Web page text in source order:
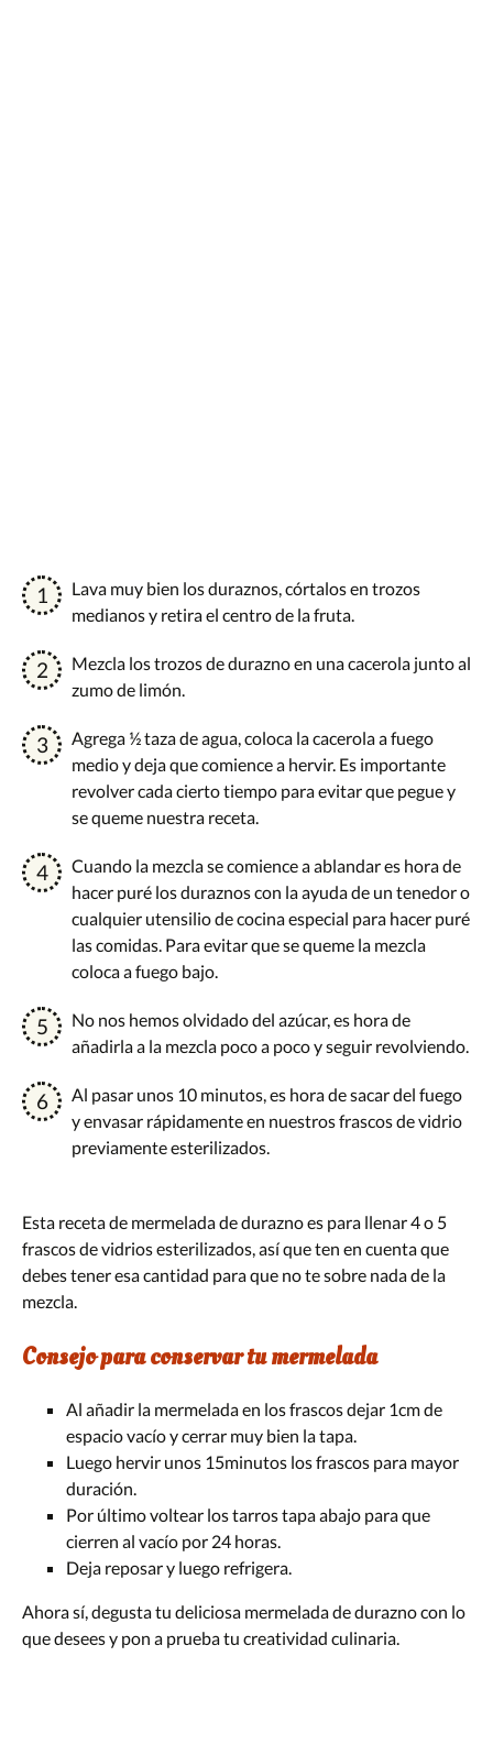
Lava muy bien los duraznos, córtalos en trozos
medianos y retira el centro de la fruta.
Mezcla los trozos de durazno en una cacerola junto al
zumo de limón.
Agrega ½ taza de agua, coloca la cacerola a fuego
medio y deja que comience a hervir. Es importante
revolver cada cierto tiempo para evitar que pegue y
se queme nuestra receta.
Cuando la mezcla se comience a ablandar es hora de
hacer puré los duraznos con la ayuda de un tenedor o
cualquier utensilio de cocina especial para hacer puré
las comidas. Para evitar que se queme la mezcla
coloca a fuego bajo.
No nos hemos olvidado del azúcar, es hora de
añadirla a la mezcla poco a poco y seguir revolviendo.
Al pasar unos 10 minutos, es hora de sacar del fuego
y envasar rápidamente en nuestros frascos de vidrio
previamente esterilizados.
Esta receta de mermelada de durazno es para llenar 4 o 5
frascos de vidrios esterilizados, así que ten en cuenta que
debes tener esa cantidad para que no te sobre nada de la
mezcla.
Consejo para conservar tu mermelada
Al añadir la mermelada en los frascos dejar 1cm de
espacio vacío y cerrar muy bien la tapa.
Luego hervir unos 15minutos los frascos para mayor
duración.
Por último voltear los tarros tapa abajo para que
cierren al vacío por 24 horas.
Deja reposar y luego refrigera.
Ahora sí, degusta tu deliciosa mermelada de durazno con lo
que desees y pon a prueba tu creatividad culinaria.